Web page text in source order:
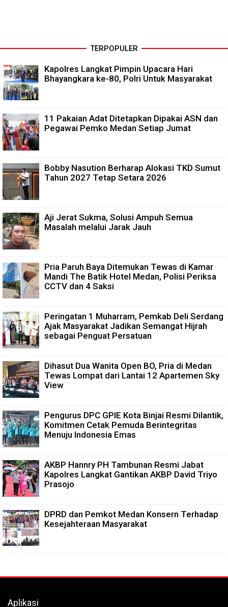
TERPOPULER
Kapolres Langkat Pimpin Upacara Hari
Bhayangkara ke-80, Polri Untuk Masyarakat
11 Pakaian Adat Ditetapkan Dipakai ASN dan
Pegawai Pemko Medan Setiap Jumat
Bobby Nasution Berharap Alokasi TKD Sumut
Tahun 2027 Tetap Setara 2026
Aji Jerat Sukma, Solusi Ampuh Semua
Masalah melalui Jarak Jauh
Pria Paruh Baya Ditemukan Tewas di Kamar
Mandi The Batik Hotel Medan, Polisi Periksa
CCTV dan 4 Saksi
Peringatan 1 Muharram, Pemkab Deli Serdang
Ajak Masyarakat Jadikan Semangat Hijrah
sebagai Penguat Persatuan
Dihasut Dua Wanita Open BO, Pria di Medan
Tewas Lompat dari Lantai 12 Apartemen Sky
View
Pengurus DPC GPIE Kota Binjai Resmi Dilantik,
Komitmen Cetak Pemuda Berintegritas
Menuju Indonesia Emas
AKBP Hannry PH Tambunan Resmi Jabat
Kapolres Langkat Gantikan AKBP David Triyo
Prasojo
DPRD dan Pemkot Medan Konsern Terhadap
Kesejahteraan Masyarakat
Aplikasi